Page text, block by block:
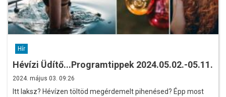
Hír
Hévízi Üdítő...Programtippek 2024.05.02.-05.11.
2024. május 03. 09:26
Itt laksz? Hévízen töltöd megérdemelt pihenésed? Épp most